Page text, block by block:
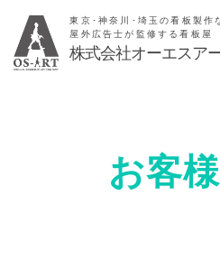
東京･神奈川･埼玉の看板製作
屋外広告士が監修する看板屋
株式会社オーエスア
お客